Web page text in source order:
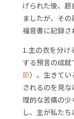
げられた後、
ましたが、そ
福音書に記録さ
1.主の衣を分け
する預言の成就
節）。生きてい
されるのを見
理的な苦痛の
し、主が私た